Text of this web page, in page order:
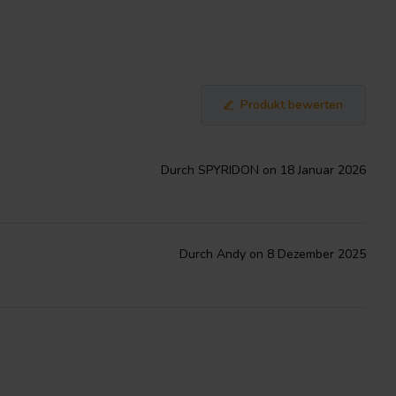
Produkt bewerten
Durch SPYRIDON on 18 Januar 2026
Durch Andy on 8 Dezember 2025